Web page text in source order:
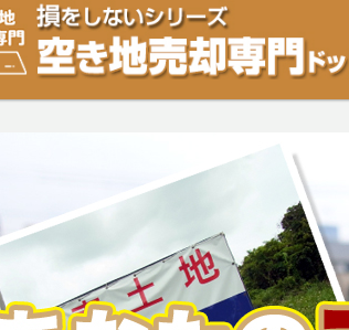
・土地の「売却」は「個人」の方々が、「買取」は不
の売却金額と言われています。空き地・土地の売却を